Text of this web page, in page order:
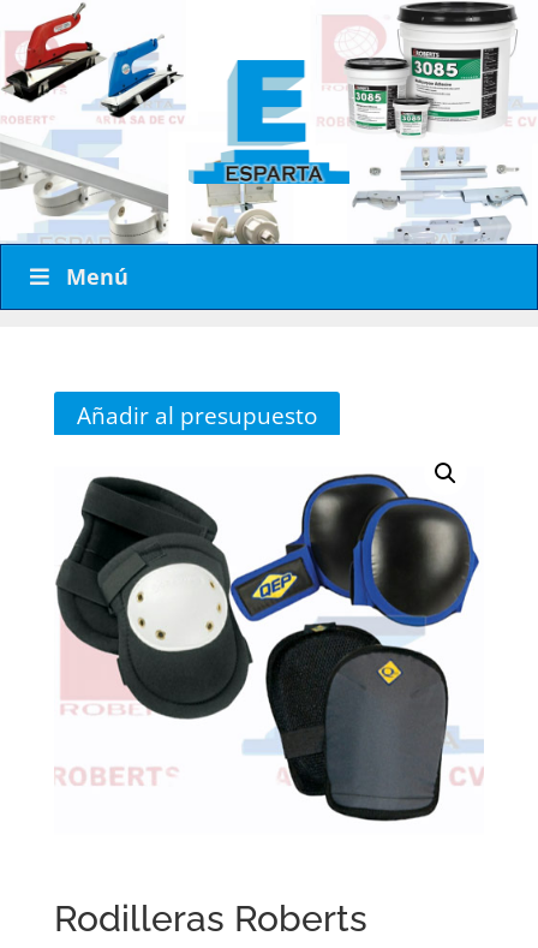
Menú
Añadir al presupuesto
Rodilleras Roberts